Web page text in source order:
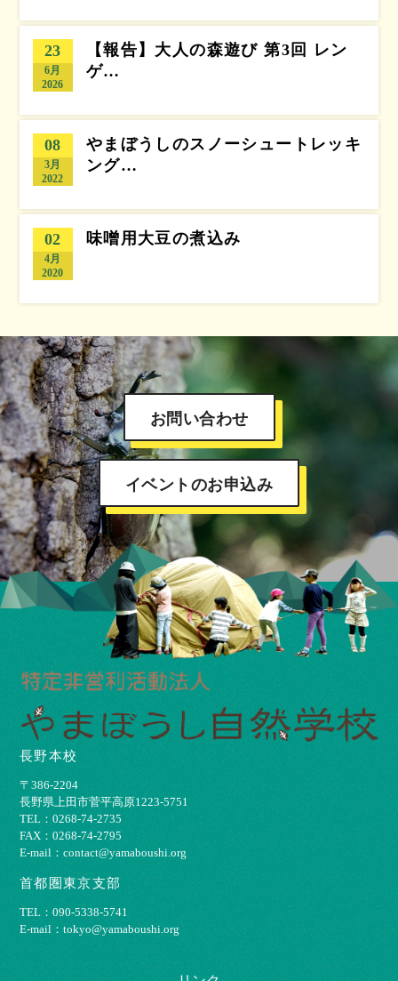
23
6月
2026
【報告】大人の森遊び 第3回 レン
ゲ…
08
3月
2022
やまぼうしのスノーシュートレッキ
ング…
02
4月
2020
味噌用大豆の煮込み
お問い合わせ
イベントのお申込み
長野本校
〒386-2204
⻑野県上⽥市菅平⾼原1223-5751
TEL：0268-74-2735
FAX：0268-74-2795
E-mail：contact@yamaboushi.org
首都圏東京支部
TEL：090-5338-5741
E-mail：tokyo@yamaboushi.org